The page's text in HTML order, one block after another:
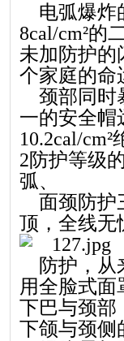
电弧爆
8cal/cm²的
未加防护的
个家庭的命
颈部同时
一的安全帽
10.2cal/
2防护等级
弧、
面颈防护
顶，全线无
防护，从
用全脸式面
下巴与颈部
下颌与颈侧